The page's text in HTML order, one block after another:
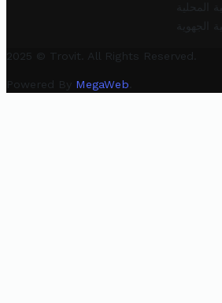
المحلية
الجهوية
2025 © Trovit. All Rights Reserved.
Powered By MegaWeb